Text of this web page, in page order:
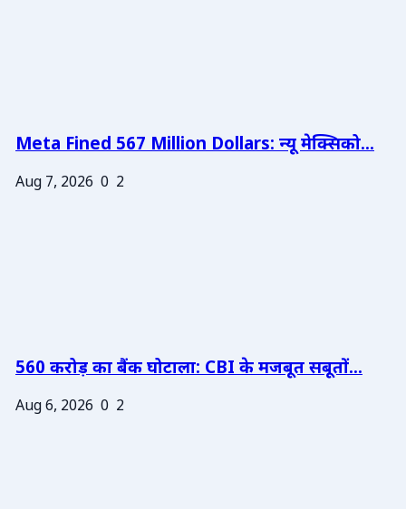
Meta Fined 567 Million Dollars: न्यू मेक्सिको...
Aug 7, 2026 0 2
560 करोड़ का बैंक घोटाला: CBI के मजबूत सबूतों...
Aug 6, 2026 0 2